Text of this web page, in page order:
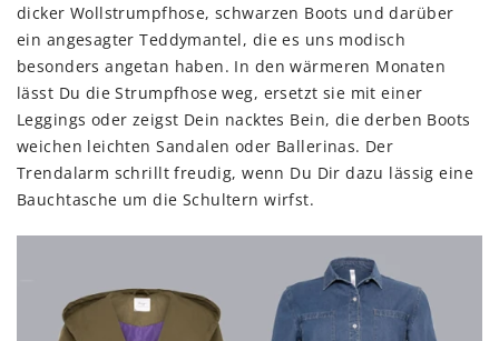
dicker Wollstrumpfhose, schwarzen Boots und darüber
ein angesagter Teddymantel, die es uns modisch
besonders angetan haben. In den wärmeren Monaten
lässt Du die Strumpfhose weg, ersetzt sie mit einer
Leggings oder zeigst Dein nacktes Bein, die derben Boots
weichen leichten Sandalen oder Ballerinas. Der
Trendalarm schrillt freudig, wenn Du Dir dazu lässig eine
Bauchtasche um die Schultern wirfst.